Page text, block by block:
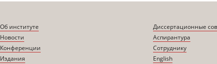
Об институте
Новости
Конференции
Издания
Диссертационные
Аспирантура
Сотруднику
English